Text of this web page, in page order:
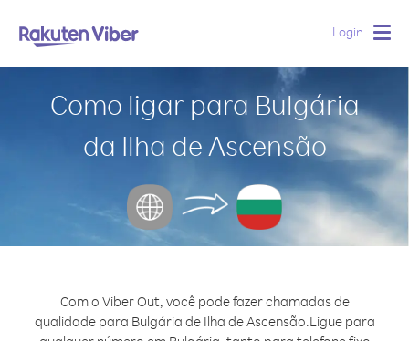
Login
Como ligar para Bulgária
da Ilha de Ascensão
Com o Viber Out, você pode fazer chamadas de
qualidade para Bulgária de Ilha de Ascensão.Ligue para